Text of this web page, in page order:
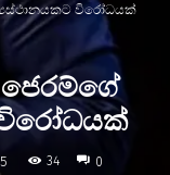
විරෝධයක්
ජෙරම්ගේ
විරෝධයක්
34 0